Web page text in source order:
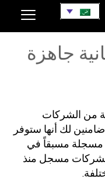
جاهزة
من الشركات
لك أنها ستوفر
مسجلة مسبقاً في
مسجل منذ